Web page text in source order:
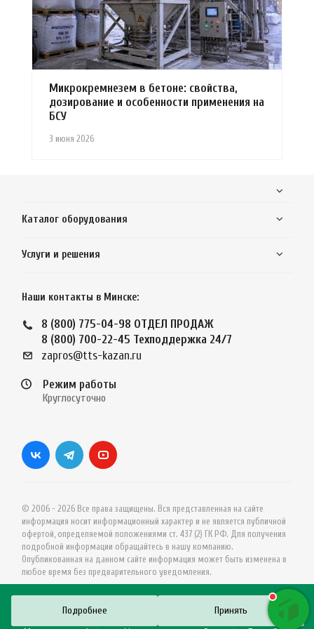
3 июня 2026
Микрокремнезем в бетоне: свойства,
дозирование и особенности применения на
БСУ
Каталог оборудования
Услуги и решения
Наши контакты в Минске:
8 (800) 775-04-98 ОТДЕЛ ПРОДАЖ
8 (800) 700-22-45 Техподдержка 24/7
zapros@tts-kazan.ru
Режим работы
Круглосуточно
© 2006 - 2026 Все права защищены. Вся представленная на сайте
информация носит информационный характер и не является публичной
офертой, определяемой положениями ст. 437 (2) ГК РФ. Для получения
подробной информации обращайтесь в нашу компанию.
Опубликованная на данном сайте информация может быть изменена в
любое время без предварительного уведомления.
Подробнее Принять